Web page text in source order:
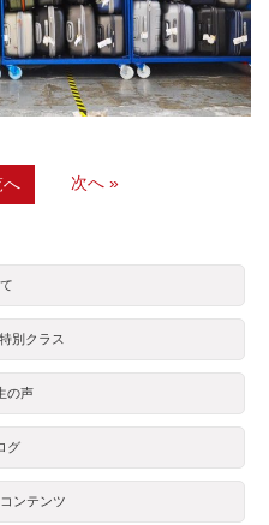
へ 次へ »
別クラス
の声
グ
ンテンツ